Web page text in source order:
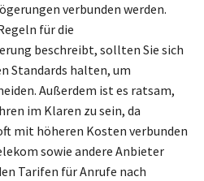
verbunden werden.
für die
beschreibt, sollten Sie sich
Standards halten, um
Außerdem ist es ratsam,
im Klaren zu sein, da
mit höheren Kosten verbunden
sowie andere Anbieter
Tarifen für Anrufe nach